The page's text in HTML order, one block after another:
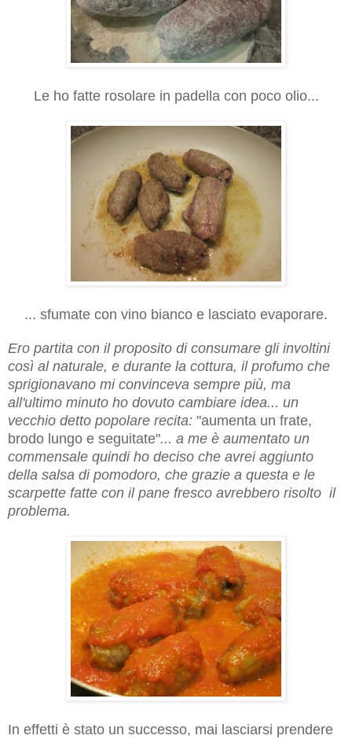
Le ho fatte rosolare in padella con poco olio...
... sfumate con vino bianco e lasciato evaporare.
Ero partita con il proposito di consumare gli involtini
così al naturale, e durante la cottura, il profumo che
sprigionavano mi convinceva sempre più, ma
all'ultimo minuto ho dovuto cambiare idea... un
vecchio detto popolare recita: "aumenta un frate,
brodo lungo e seguitate"... a me è aumentato un
commensale quindi ho deciso che avrei aggiunto
della salsa di pomodoro, che grazie a questa e le
scarpette fatte con il pane fresco avrebbero risolto il
problema.
In effetti è stato un successo, mai lasciarsi prendere